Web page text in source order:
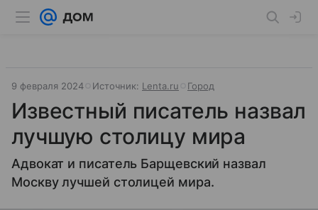
9 февраля 2024 Источник: Lenta.ru Город
Известный писатель назвал
лучшую столицу мира
Адвокат и писатель Барщевский назвал
Москву лучшей столицей мира.